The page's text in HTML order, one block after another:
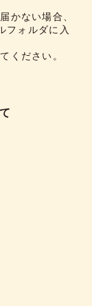
かない場合、
フォルダに入
ください。